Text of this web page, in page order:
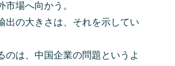
市場へ向かう。
出の大きさは、それを示してい
のは、中国企業の問題というよ